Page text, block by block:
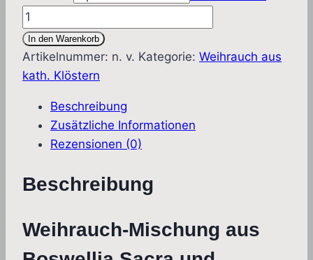
Kloster-
Weihrauch
Sanctuary
(kraftspendend)
In den Warenkorb
Artikelnummer: n. v. Kategorie: Weihrauch aus
kath. Klöstern
Beschreibung
Zusätzliche Informationen
Rezensionen (0)
Beschreibung
Weihrauch-Mischung aus